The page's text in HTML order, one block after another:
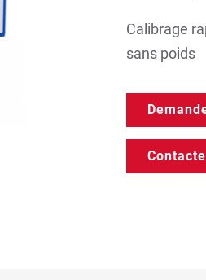
Calibrage
sans poids